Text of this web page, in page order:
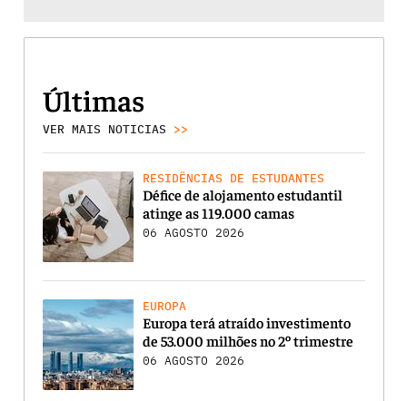
Últimas
VER MAIS NOTICIAS >>
RESIDÊNCIAS DE ESTUDANTES
Défice de alojamento estudantil
atinge as 119.000 camas
06 AGOSTO 2026
EUROPA
Europa terá atraído investimento
de 53.000 milhões no 2º trimestre
06 AGOSTO 2026